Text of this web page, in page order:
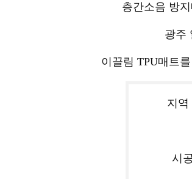
층간소음 방
광주
이끌림 TPU매트
지역
시